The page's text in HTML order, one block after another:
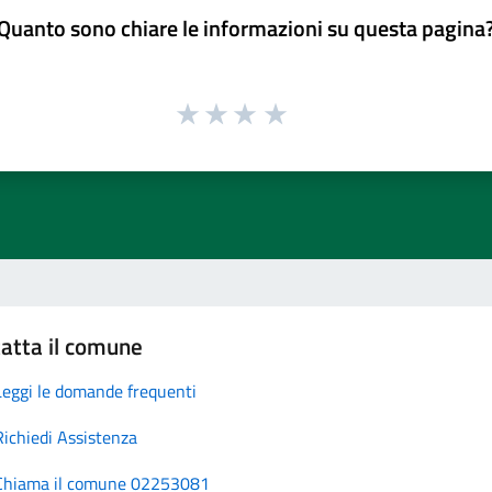
sono chiare le informazioni su questa
il comune
le domande frequenti
Assistenza
il comune 02253081